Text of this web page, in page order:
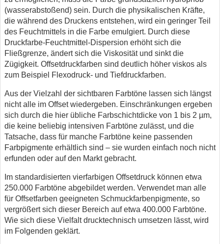
(wasserabstoßend) sein. Durch die physikalischen Kräfte,
die während des Druckens entstehen, wird ein geringer Teil
des Feuchtmittels in die Farbe emulgiert. Durch diese
Druckfarbe-Feuchtmittel-Dispersion erhöht sich die
Fließgrenze, ändert sich die Viskosität und sinkt die
Zügigkeit. Offsetdruckfarben sind deutlich höher viskos als
zum Beispiel Flexodruck- und Tiefdruckfarben.
Aus der Vielzahl der sichtbaren Farbtöne lassen sich längst
nicht alle im Offset wiedergeben. Einschränkungen ergeben
sich durch die hier übliche Farbschichtdicke von 1 bis 2 µm,
die keine beliebig intensiven Farbtöne zulässt, und die
Tatsache, dass für manche Farbtöne keine passenden
Farbpigmente erhältlich sind – sie wurden einfach noch nicht
erfunden oder auf den Markt gebracht.
Im standardisierten vierfarbigen Offsetdruck können etwa
250.000 Farbtöne abgebildet werden. Verwendet man alle
für Offsetfarben geeigneten Schmuckfarbenpigmente, so
vergrößert sich dieser Bereich auf etwa 400.000 Farbtöne.
Wie sich diese Vielfalt drucktechnisch umsetzen lässt, wird
im Folgenden geklärt.